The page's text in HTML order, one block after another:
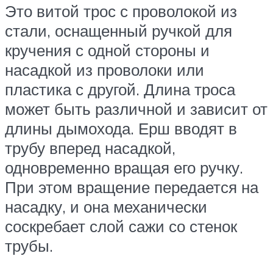
Это витой трос с проволокой из
стали, оснащенный ручкой для
кручения с одной стороны и
насадкой из проволоки или
пластика с другой. Длина троса
может быть различной и зависит от
длины дымохода. Ерш вводят в
трубу вперед насадкой,
одновременно вращая его ручку.
При этом вращение передается на
насадку, и она механически
соскребает слой сажи со стенок
трубы.